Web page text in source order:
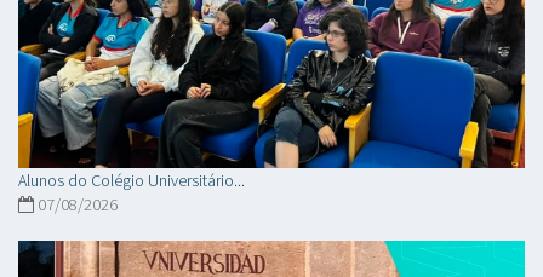
Alunos do Colégio Universitário...
07/08/2026